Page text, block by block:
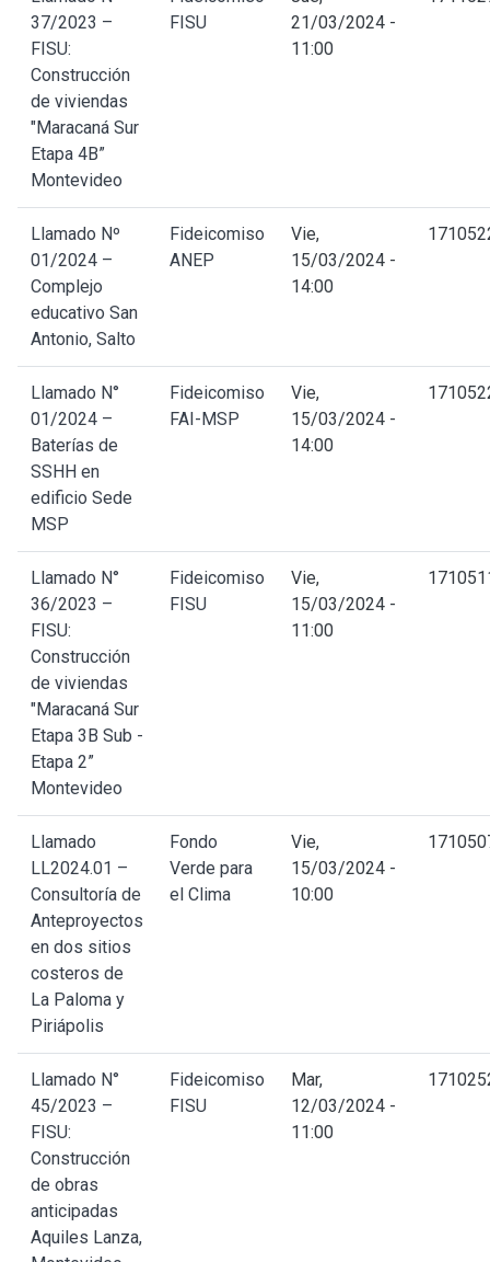
37/2023 –
FISU:
Construcción
de viviendas
"Maracaná Sur
Etapa 4B”
Montevideo
FISU
21/03/2024 -
11:00
Llamado Nº
01/2024 –
Complejo
educativo San
Antonio, Salto
Fideicomiso
ANEP
Vie,
15/03/2024 -
14:00
Llamado N°
01/2024 –
Baterías de
SSHH en
edificio Sede
MSP
Fideicomiso
FAI-MSP
Vie,
15/03/2024 -
14:00
Llamado N°
36/2023 –
FISU:
Construcción
de viviendas
"Maracaná Sur
Etapa 3B Sub -
Etapa 2”
Montevideo
Fideicomiso
FISU
Vie,
15/03/2024 -
11:00
Llamado
LL2024.01 –
Consultoría de
Anteproyectos
en dos sitios
costeros de
La Paloma y
Piriápolis
Fondo
Verde para
el Clima
Vie,
15/03/2024 -
10:00
Llamado N°
45/2023 –
FISU:
Construcción
de obras
anticipadas
Aquiles Lanza,
Fideicomiso
FISU
Mar,
12/03/2024 -
11:00